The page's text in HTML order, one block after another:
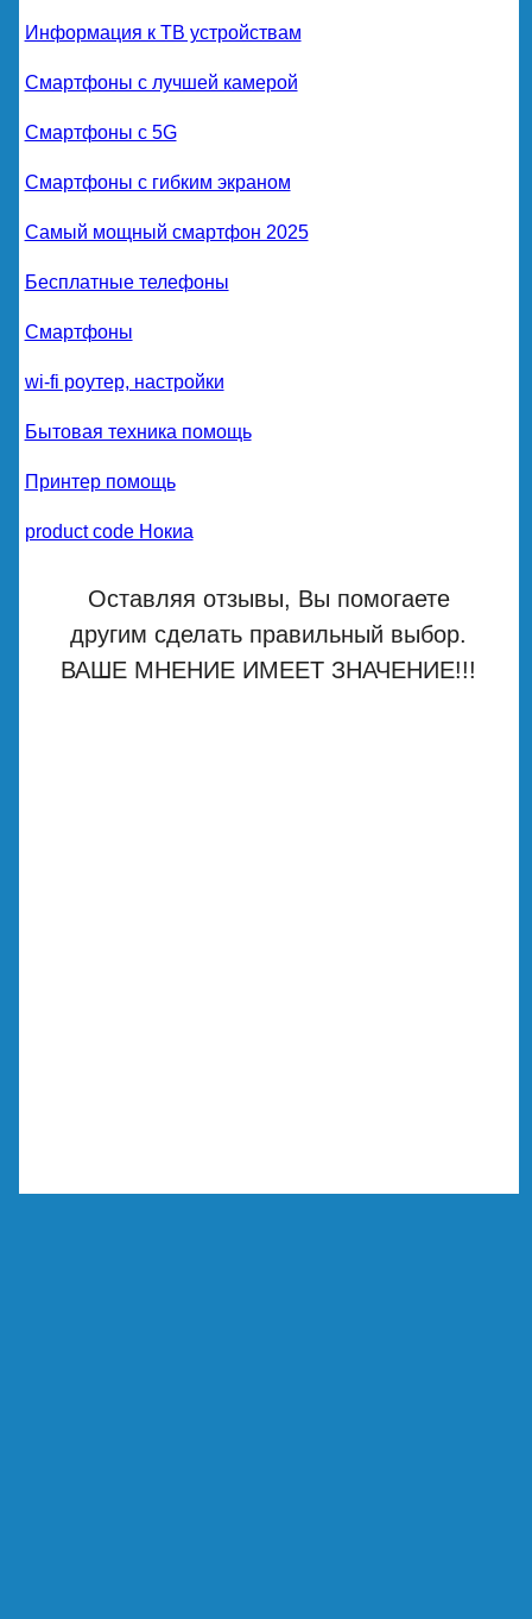
Информация к ТВ устройствам
Смартфоны с лучшей камерой
Смартфоны с 5G
Смартфоны с гибким экраном
Самый мощный смартфон 2025
Бесплатные телефоны
Смартфоны
wi-fi роутер, настройки
Бытовая техника помощь
Принтер помощь
product code Нокиа
Оставляя отзывы, Вы помогаете
другим сделать правильный выбор.
ВАШЕ МНЕНИЕ ИМЕЕТ ЗНАЧЕНИЕ!!!